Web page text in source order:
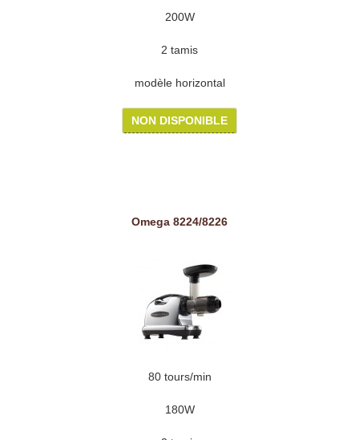
200W
2 tamis
modèle horizontal
NON DISPONIBLE
Omega 8224/8226
80 tours/min
180W